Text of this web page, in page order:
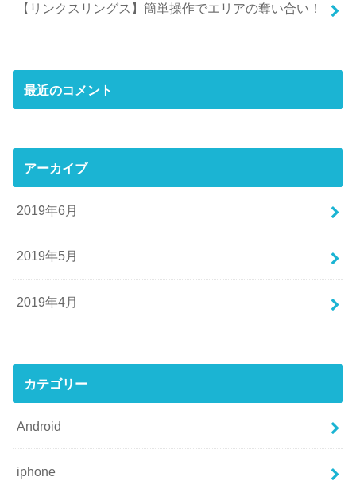
【リンクスリングス】簡単操作でエリアの奪い合い！
最近のコメント
アーカイブ
2019年6月
2019年5月
2019年4月
カテゴリー
Android
iphone